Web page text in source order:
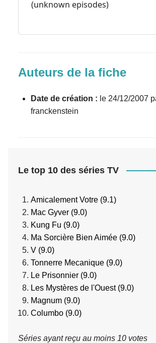
(unknown episodes)
Auteurs de la fiche
Date de création : le 24/12/2007
franckenstein
Le top 10 des séries TV
Amicalement Votre (9.1)
Mac Gyver (9.0)
Kung Fu (9.0)
Ma Sorcière Bien Aimée (9.0)
V (9.0)
Tonnerre Mecanique (9.0)
Le Prisonnier (9.0)
Les Mystères de l'Ouest (9.0)
Magnum (9.0)
Columbo (9.0)
Séries ayant reçu au moins 10 votes